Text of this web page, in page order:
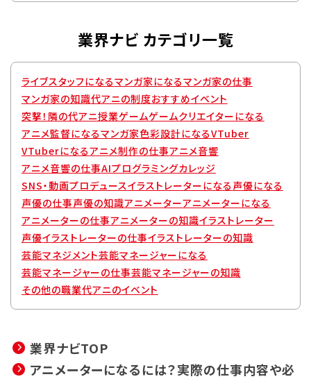
業界ナビ カテゴリ一覧
ライブスタッフになるマンガ家になるマンガ家の仕事
マンガ家の知識代アニの制度おすすめイベント
突撃！隣の代アニ授業ゲームゲームクリエイターになる
アニメ監督になるマンガ家色彩設計になるVTuber
VTuberになるアニメ制作の仕事アニメ音響
アニメ音響の仕事AIプログラミングカレッジ
SNS・動画プロデュースイラストレーターになる 声優になる
声優の仕事声優の知識アニメーターアニメーターになる
アニメーターの仕事アニメーターの知識イラストレーター
声優イラストレーターの仕事イラストレーターの知識
芸能マネジメント芸能マネージャーになる
芸能マネージャーの仕事芸能マネージャーの知識
その他の職業代アニのイベント
業界ナビTOP
アニメーターになるには？実際の仕事内容や必